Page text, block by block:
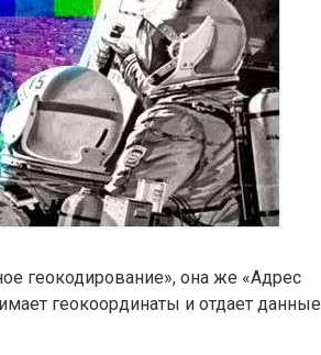
геокодирование», она же «Адрес
геокоординаты и отдает данные